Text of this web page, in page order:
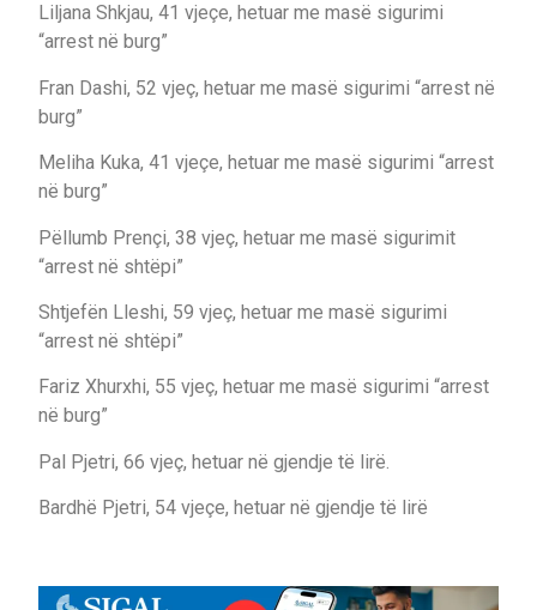
Liljana Shkjau, 41 vjeçe, hetuar me masë sigurimi
“arrest në burg”
Fran Dashi, 52 vjeç, hetuar me masë sigurimi “arrest në
burg”
Meliha Kuka, 41 vjeçe, hetuar me masë sigurimi “arrest
në burg”
Pëllumb Prençi, 38 vjeç, hetuar me masë sigurimit
“arrest në shtëpi”
Shtjefën Lleshi, 59 vjeç, hetuar me masë sigurimi
“arrest në shtëpi”
Fariz Xhurxhi, 55 vjeç, hetuar me masë sigurimi “arrest
në burg”
Pal Pjetri, 66 vjeç, hetuar në gjendje të lirë.
Bardhë Pjetri, 54 vjeçe, hetuar në gjendje të lirë